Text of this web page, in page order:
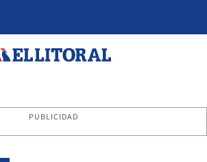
PUBLICIDAD